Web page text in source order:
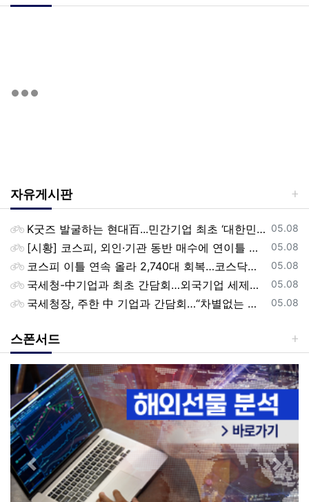
자유게시판
등록일
05.08
K굿즈 발굴하는 현대百...민간기업 최초 ‘대한민국 관광공모전’ 후원
등록일
05.08
[시황] 코스피, 외인·기관 동반 매수에 연이틀 상승…2745.05 마감
등록일
05.08
코스피 이틀 연속 올라 2,740대 회복…코스닥은 강보합(종합)
등록일
05.08
국세청-中기업과 최초 간담회…외국기업 세제혜택 등 논의
등록일
05.08
국세청장, 주한 中 기업과 간담회…“차별없는 공정과세 약속”
스폰서드
Previous Next